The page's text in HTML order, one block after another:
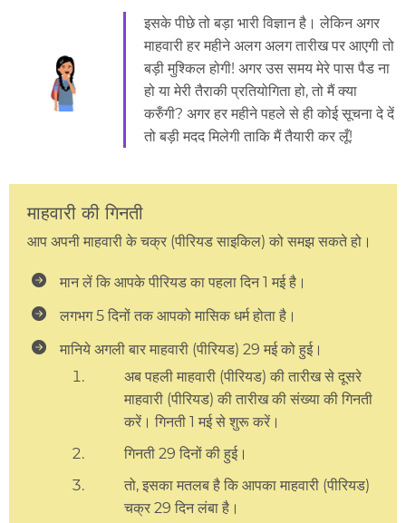
इसके पीछे तो बड़ा भारी विज्ञान है। लेकिन अगर
माहवारी हर महीने अलग अलग तारीख पर आएगी तो
बड़ी मुश्किल होगी! अगर उस समय मेरे पास पैड ना
हो या मेरी तैराकी प्रतियोगिता हो, तो मैं क्या
करुँगी? अगर हर महीने पहले से ही कोई सूचना दे दें
तो बड़ी मदद मिलेगी ताकि मैं तैयारी कर लूँ!
माहवारी की गिनती
आप अपनी माहवारी के चक्र (पीरियड साइकिल) को समझ सकते हो।
मान लें कि आपके पीरियड का पहला दिन 1 मई है।
लगभग 5 दिनों तक आपको मासिक धर्म होता है।
मानिये अगली बार माहवारी (पीरियड) 29 मई को हुई।
अब पहली माहवारी (पीरियड) की तारीख से दूसरे
माहवारी (पीरियड) की तारीख की संख्या की गिनती
करें। गिनती 1 मई से शुरू करें।
गिनती 29 दिनों की हुई।
तो, इसका मतलब है कि आपका माहवारी (पीरियड)
चक्र 29 दिन लंबा है।